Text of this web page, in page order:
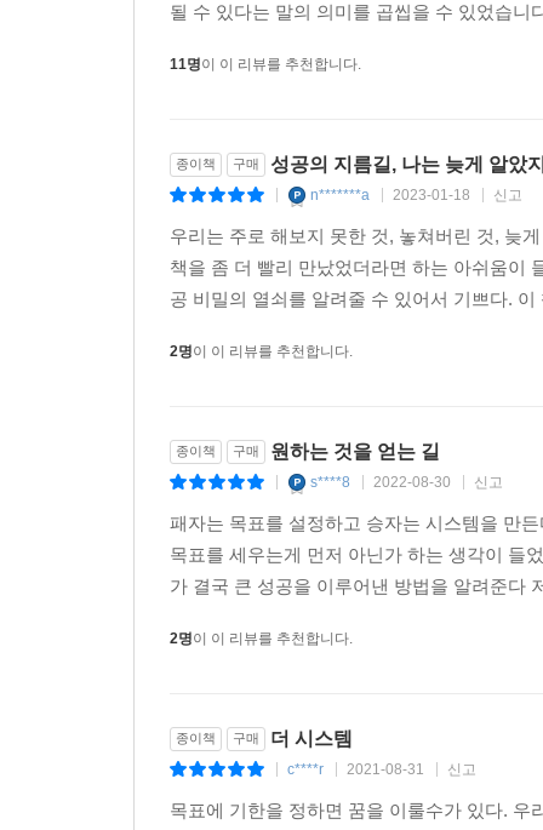
될 수 있다는 말의 의미를 곱씹을 수 있었습
11명이 이 리뷰를 추천합니다.
종이책 구매 성공의 지름길, 나는 늦게 알았
n*******a 2023-01-18 신고
우리는 주로 해보지 못한 것, 놓쳐버린 것, 늦
책을 좀 더 빨리 만났었더라면 하는 아쉬움이
공 비밀의 열쇠를 알려줄 수 있어서 기쁘다.
2명이 이 리뷰를 추천합니다.
종이책 구매 원하는 것을 얻는 길
s****8 2022-08-30 신고
패자는 목표를 설정하고 승자는 시스템을 만
목표를 세우는게 먼저 아닌가 하는 생각이 들
가 결국 큰 성공을 이루어낸 방법을 알려준다
2명이 이 리뷰를 추천합니다.
종이책 구매 더 시스템
c****r 2021-08-31 신고
목표에 기한을 정하면 꿈을 이룰수가 있다.